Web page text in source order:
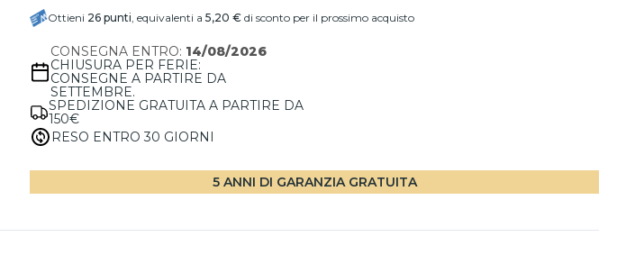
Ottieni 26 punti, equivalenti a 5,20 € di sconto per il prossimo acquisto
CONSEGNA ENTRO: 14/08/2026
CHIUSURA PER FERIE:
CONSEGNE A PARTIRE DA
SETTEMBRE.
SPEDIZIONE GRATUITA A PARTIRE DA
150€
RESO ENTRO 30 GIORNI
5 ANNI DI GARANZIA GRATUITA